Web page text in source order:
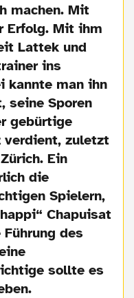
machen. Mit
Erfolg. Mit ihm
Lattek und
ins
kannte man ihn
seine Sporen
gebürtige
verdient, zuletzt
Ein
die
Spielern,
Chapuisat
des
sollte es